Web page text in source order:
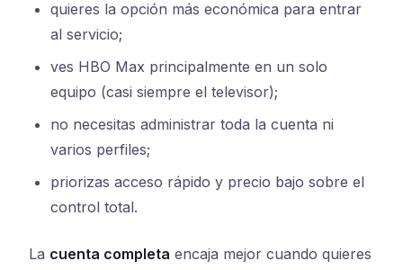
quieres la opción más económica para entrar
al servicio;
ves HBO Max principalmente en un solo
equipo (casi siempre el televisor);
no necesitas administrar toda la cuenta ni
varios perfiles;
priorizas acceso rápido y precio bajo sobre el
control total.
La cuenta completa encaja mejor cuando quieres